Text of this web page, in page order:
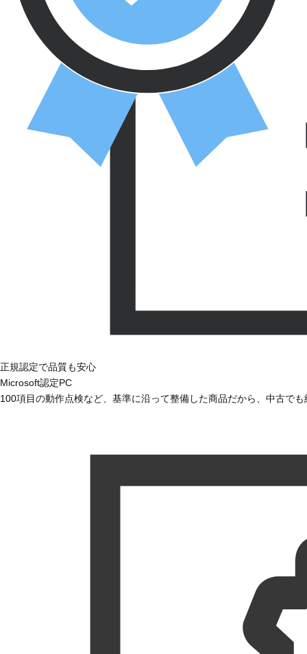
正規認定で品質も安心
Microsoft認定PC
100項目の動作点検など、基準に沿って整備した商品だから、中古で